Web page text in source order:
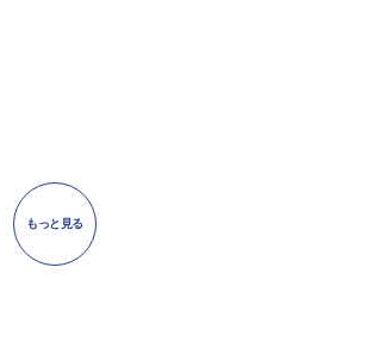
もっと見る